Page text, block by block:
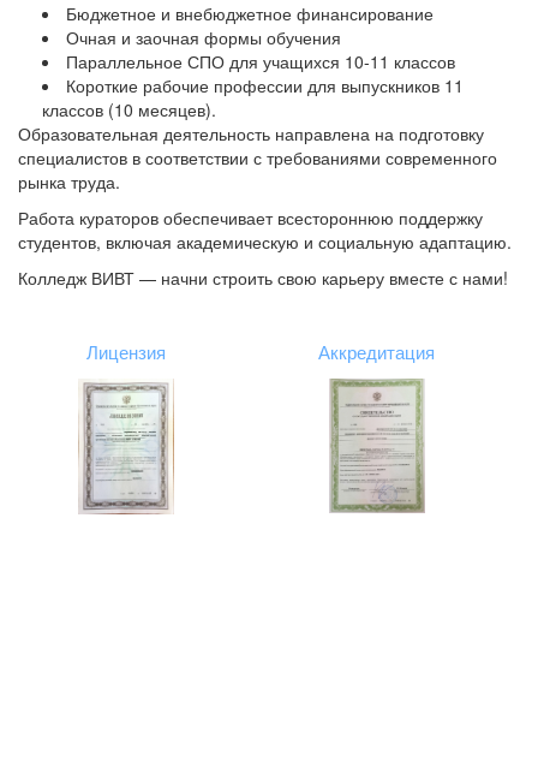
Бюджетное и внебюджетное финансирование
Очная и заочная формы обучения
Параллельное СПО для учащихся 10-11 классов
Короткие рабочие профессии для выпускников 11
классов (10 месяцев).
Образовательная деятельность направлена на подготовку
специалистов в соответствии с требованиями современного
рынка труда.
Работа кураторов обеспечивает всестороннюю поддержку
студентов, включая академическую и социальную адаптацию.
Колледж ВИВТ — начни строить свою карьеру вместе с нами!
Лицензия Аккредитация